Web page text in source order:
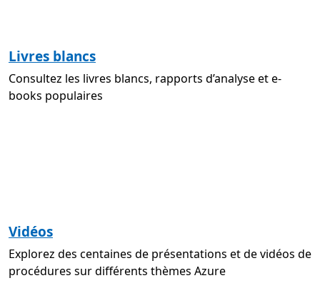
Livres blancs
Consultez les livres blancs, rapports d’analyse et e-
books populaires
Vidéos
Explorez des centaines de présentations et de vidéos de
procédures sur différents thèmes Azure